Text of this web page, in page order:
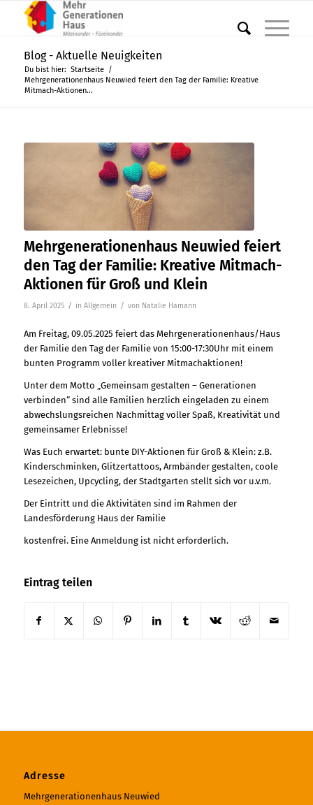
Blog - Aktuelle Neuigkeiten
Du bist hier: Startseite /
Mehrgenerationenhaus Neuwied feiert den Tag der Familie: Kreative
Mitmach-Aktionen...
Mehrgenerationenhaus Neuwied feiert
den Tag der Familie: Kreative Mitmach-
Aktionen für Groß und Klein
8. April 2025 / in Allgemein / von Natalie Hamann
Am Freitag, 09.05.2025 feiert das Mehrgenerationenhaus/Haus
der Familie den Tag der Familie von 15:00-17:30Uhr mit einem
bunten Programm voller kreativer Mitmachaktionen!
Unter dem Motto „Gemeinsam gestalten – Generationen
verbinden“ sind alle Familien herzlich eingeladen zu einem
abwechslungsreichen Nachmittag voller Spaß, Kreativität und
gemeinsamer Erlebnisse!
Was Euch erwartet: bunte DIY-Aktionen für Groß & Klein: z.B.
Kinderschminken, Glitzertattoos, Armbänder gestalten, coole
Lesezeichen, Upcycling, der Stadtgarten stellt sich vor u.v.m.
Der Eintritt und die Aktivitäten sind im Rahmen der
Landesförderung Haus der Familie
kostenfrei. Eine Anmeldung ist nicht erforderlich.
Eintrag teilen
Adresse
Mehrgenerationenhaus Neuwied